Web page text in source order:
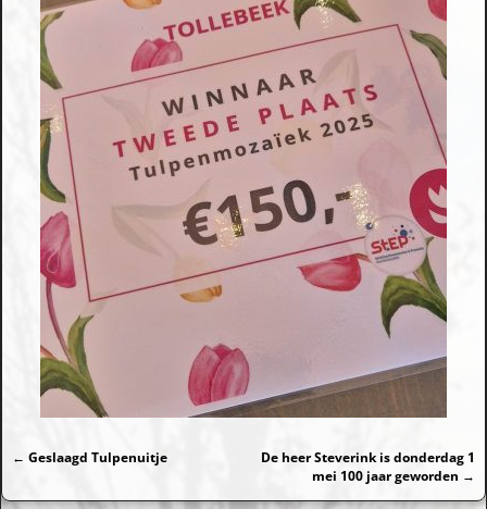
← Geslaagd Tulpenuitje
De heer Steverink is donderdag 1
mei 100 jaar geworden →